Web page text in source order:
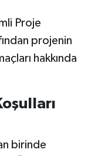
Proje
projenin
hakkında
birinde